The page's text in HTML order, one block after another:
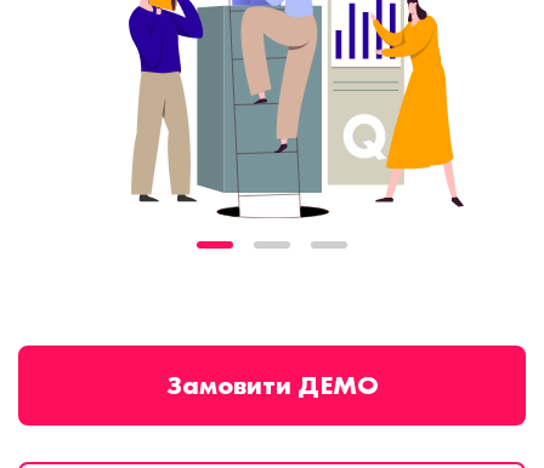
Замовити ДЕМО